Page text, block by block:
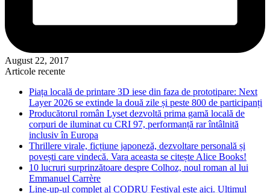
August 22, 2017
Articole recente
Piața locală de printare 3D iese din faza de prototipare: Next
Layer 2026 se extinde la două zile și peste 800 de participanți
Producătorul român Lyset dezvoltă prima gamă locală de
corpuri de iluminat cu CRI 97, performanță rar întâlnită
inclusiv în Europa
Thrillere virale, ficțiune japoneză, dezvoltare personală și
povești care vindecă. Vara aceasta se citește Alice Books!
10 lucruri surprinzătoare despre Colhoz, noul roman al lui
Emmanuel Carrère
Line-up-ul complet al CODRU Festival este aici. Ultimul